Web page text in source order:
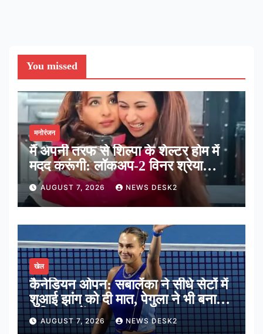
You missed
मनोरंजन
मैं अपनी तरफ से शिल्पा के शेल्टर होम में
मदद करूंगी: लॉकअप-2 विनर श्रेया
कालरा
AUGUST 7, 2026 NEWS DESK2
खेल
कैनेडियन ओपन: सबालेंका ने सीधे सेटों में
शुआई झांग को दी मात, पेगुला ने भी बनाई
अंतिम 16 में जगह
AUGUST 7, 2026 NEWS DESK2